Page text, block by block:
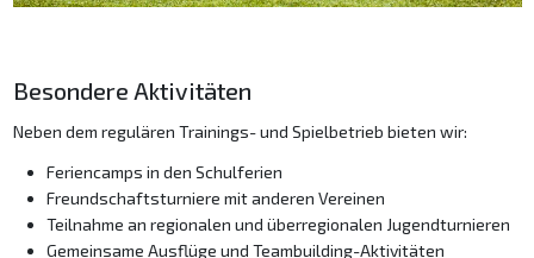
Besondere Aktivitäten
Neben dem regulären Trainings- und Spielbetrieb bieten wir:
Feriencamps in den Schulferien
Freundschaftsturniere mit anderen Vereinen
Teilnahme an regionalen und überregionalen Jugendturnieren
Gemeinsame Ausflüge und Teambuilding-Aktivitäten